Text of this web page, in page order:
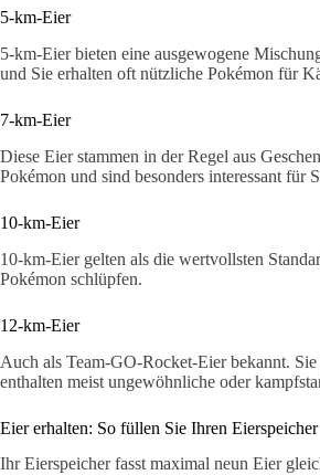
5-km-Eier
5-km-Eier bieten eine ausgewogene
und Sie erhalten oft nützliche Pokémon für
7-km-Eier
Diese Eier stammen in der Regel aus
Pokémon und sind besonders interessant für
10-km-Eier
10-km-Eier gelten als die wertvollsten
Pokémon schlüpfen.
12-km-Eier
Auch als Team-GO-Rocket-Eier bekannt.
enthalten meist ungewöhnliche oder
Eier erhalten: So füllen Sie Ihren Eierspeicher
Ihr Eierspeicher fasst maximal neun Eier